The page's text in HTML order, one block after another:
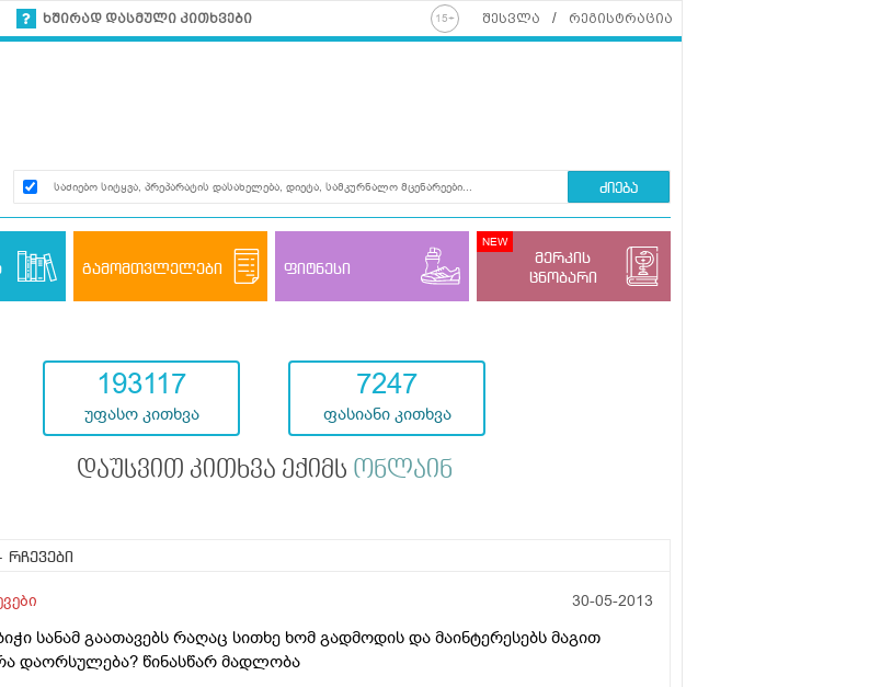
ხშირად დასმული კითხვები შესვლა რეგისტრაცია
ძიება
გამომთვლელები ფიტნესი
მერკის
ცნობარი
193117
უფასო კითხვა
7247
ფასიანი კითხვა
დაუსვით კითხვა ექიმს ონლაინ
რჩევები
30-05-2013
სანამ გაათავებს რაღაც სითხე ხომ გადმოდის და მაინტერესებს მაგით
დაორსულება? წინასწარ მადლობა